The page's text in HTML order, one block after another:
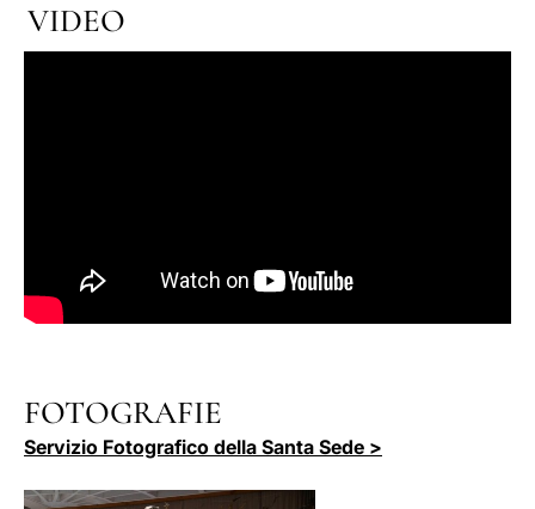
VIDEO
FOTOGRAFIE
Servizio Fotografico della Santa Sede >